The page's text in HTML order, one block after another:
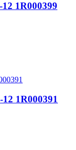
1R000399
1R000391